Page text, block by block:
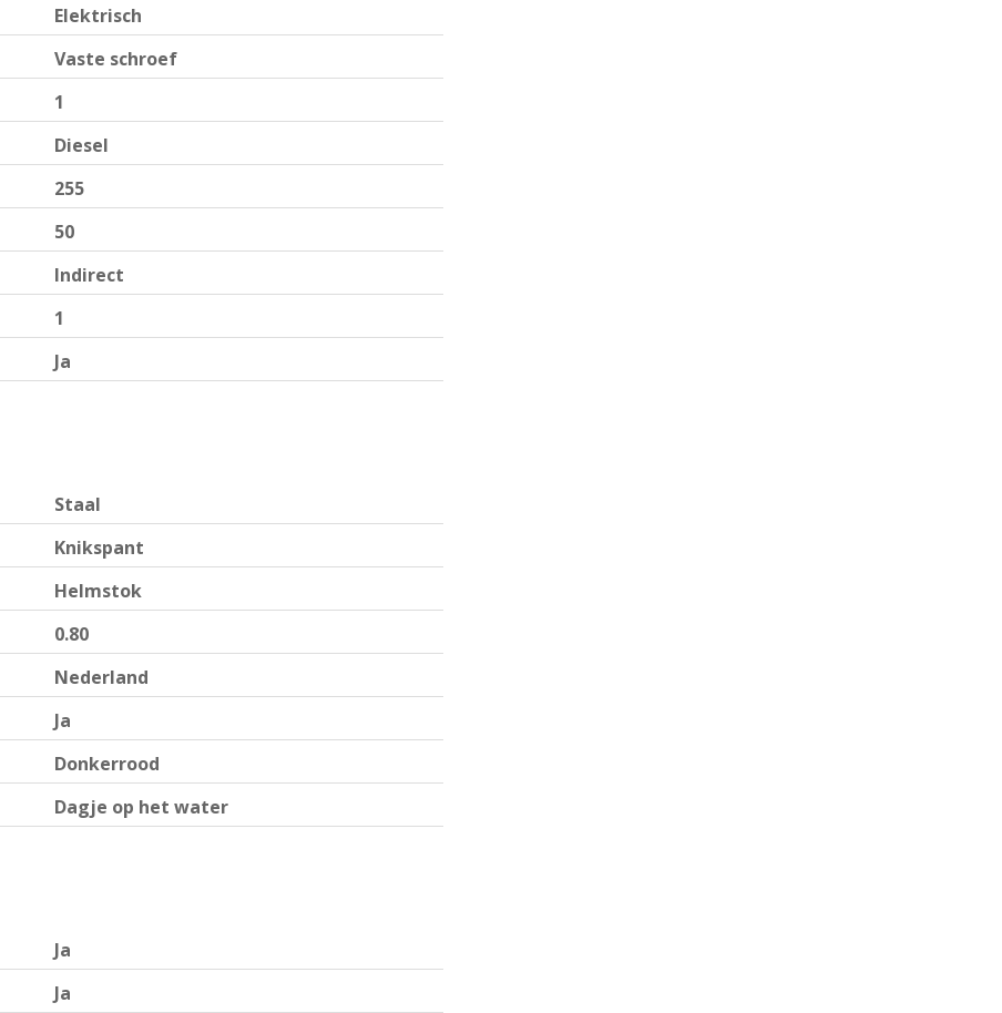
Elektrisch
Vaste schroef
1
Diesel
255
50
Indirect
1
Ja
Staal
Knikspant
Helmstok
0.80
Nederland
Ja
Donkerrood
Dagje op het water
Ja
Ja